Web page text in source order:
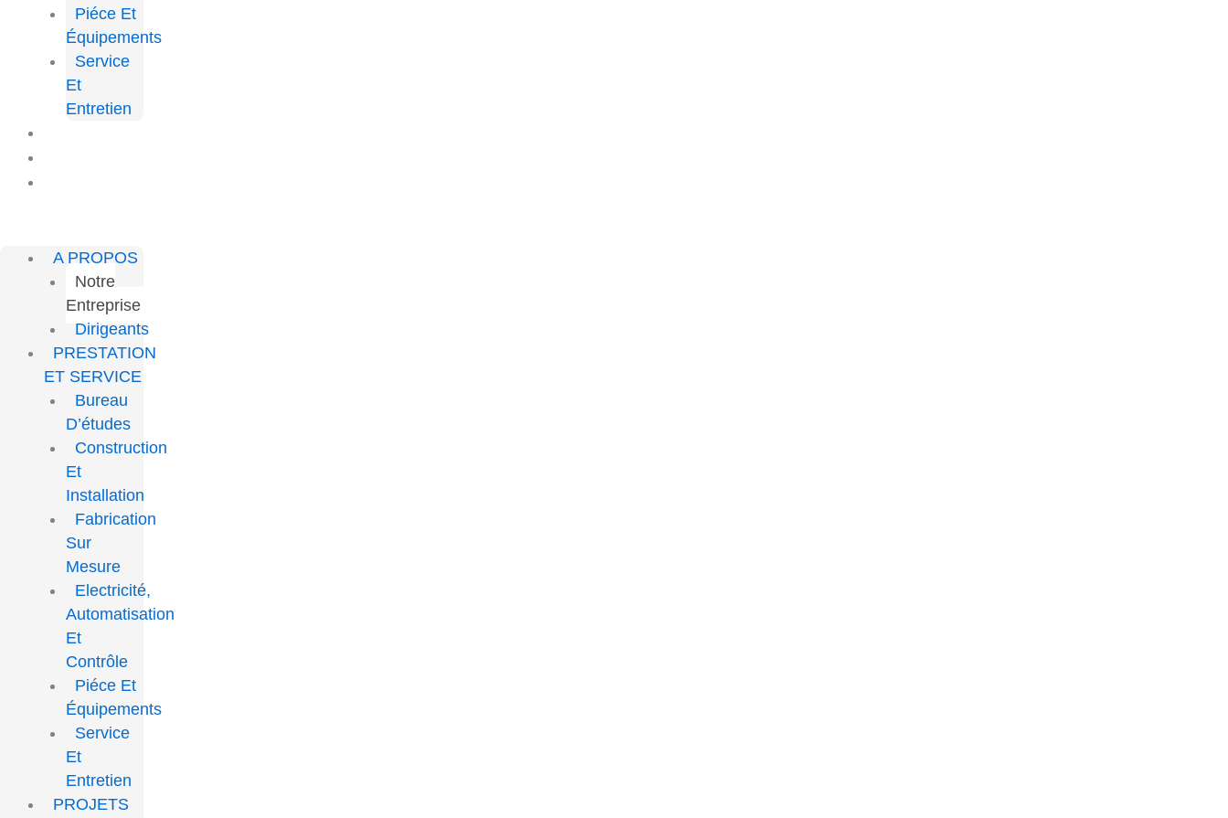
Piéce Et
Équipements
Service
Et
Entretien
A PROPOS
Notre
Entreprise
Dirigeants
PRESTATION
ET SERVICE
Bureau
D’études
Construction
Et
Installation
Fabrication
Sur
Mesure
Electricité,
Automatisation
Et
Contrôle
Piéce Et
Équipements
Service
Et
Entretien
PROJETS